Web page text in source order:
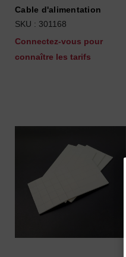
Cable d'alimentation
SKU : 301168
Connectez-vous pour
connaître les tarifs